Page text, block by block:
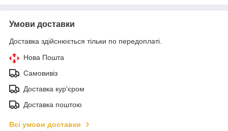
Умови доставки
Доставка здійснюється тільки по передоплаті.
Нова Пошта
Самовивіз
Доставка кур'єром
Доставка поштою
Всі умови доставки